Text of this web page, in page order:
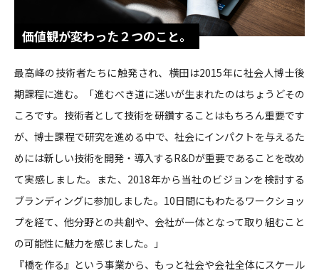
価値観が変わった２つのこと。
最高峰の技術者たちに触発され、横田は2015年に社会人博士後
期課程に進む。「進むべき道に迷いが生まれたのはちょうどその
ころです。技術者として技術を研鑽することはもちろん重要です
が、博士課程で研究を進める中で、社会にインパクトを与えるた
めには新しい技術を開発・導入するR&Dが重要であることを改め
て実感しました。また、2018年から当社のビジョンを検討する
ブランディングに参加しました。10日間にもわたるワークショッ
プを経て、他分野との共創や、会社が一体となって取り組むこと
の可能性に魅力を感じました。」
『橋を作る』という事業から、もっと社会や会社全体にスケール